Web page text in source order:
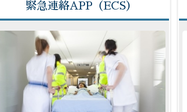
緊急連絡APP（ECS）